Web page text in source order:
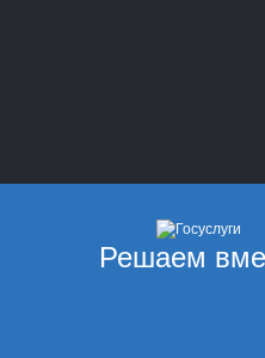
Решаем